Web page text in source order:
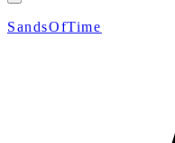
SandsOfTime